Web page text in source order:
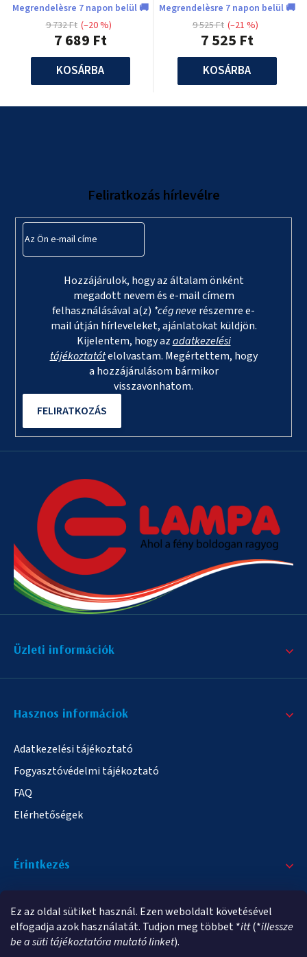
Ez az oldal sütiket használ. Ezen weboldalt követésével
elfogadja azok használatát. Tudjon meg többet *itt(*illessze
be a süti tájékoztatóra mutató linket).
Megrendelèsre 7 napon belül 🚚
7 689 Ft
9 732 Ft (–20 %)
KOSÁRBA
Megrendelèsre 7 napon belül 🚚
7 525 Ft
9 525 Ft (–21 %)
KOSÁRBA
Feliratkozás hírlevélre
Hozzájárulok, hogy az általam önként
megadott nevem és e-mail címem
felhasználásával a(z) *cég neverészemre e-
mail útján hírleveleket, ajánlatokat küldjön.
Kijelentem, hogy azadatkezelési
tájékoztatótelolvastam. Megértettem, hogy
a hozzájárulásom bármikor
visszavonhatom.
FELIRATKOZÁS
Üzleti információk
Hasznos informáciok
Adatkezelési tájékoztató
Fogyasztóvédelmi tájékoztató
FAQ
Elérhetőségek
Érintkezés
info@elampa.hu